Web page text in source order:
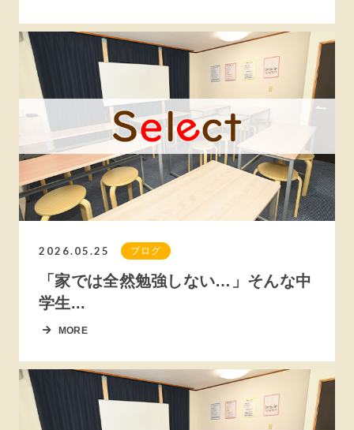
2026.05.25 ブログ
「家では全然勉強しない…」そんな中
学生...
MORE